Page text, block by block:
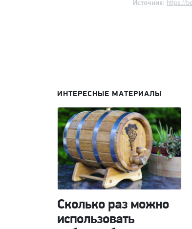
Источник: https://
ИНТЕРЕСНЫЕ МАТЕРИАЛЫ
Сколько раз можно
использовать